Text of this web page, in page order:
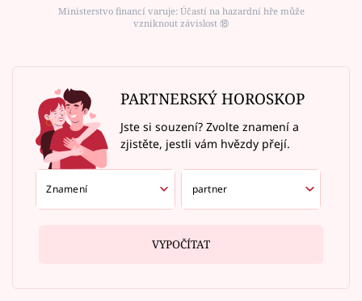
Ministerstvo financí varuje: Účastí na hazardní hře může
vzniknout závislost ⑱
PARTNERSKÝ HOROSKOP
Jste si souzení? Zvolte znamení a
zjistěte, jestli vám hvězdy přejí.
VYPOČÍTAT